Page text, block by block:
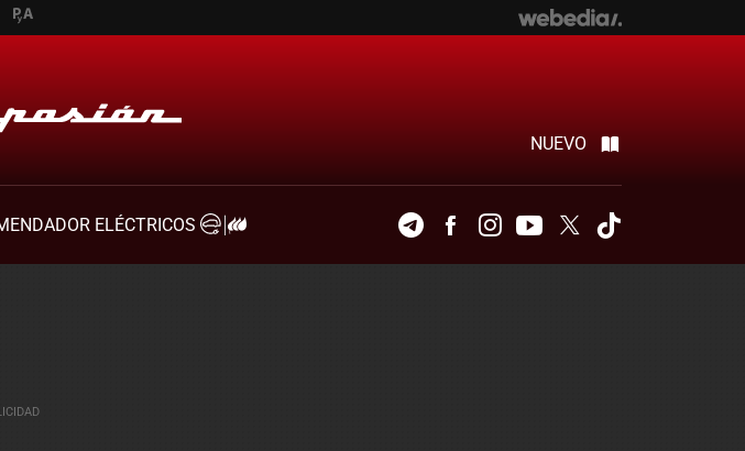
NUEVO
ELÉCTRICOS
TelegramFacebookInstagramYoutubeTwitter